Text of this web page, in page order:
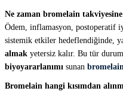
Ne zaman bromelain
Ödem, inflamasyon, postoperatif
sistemik etkiler hedeflendiğinde,
almak yetersiz kalır. Bu tür
biyoyararlanımı sunan
Bromelain hangi kısımdan